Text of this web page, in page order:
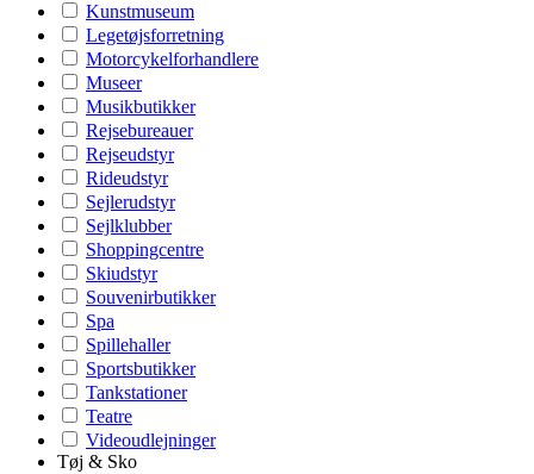
Kunstmuseum
Legetøjsforretning
Motorcykelforhandlere
Museer
Musikbutikker
Rejsebureauer
Rejseudstyr
Rideudstyr
Sejlerudstyr
Sejlklubber
Shoppingcentre
Skiudstyr
Souvenirbutikker
Spa
Spillehaller
Sportsbutikker
Tankstationer
Teatre
Videoudlejninger
Tøj & Sko